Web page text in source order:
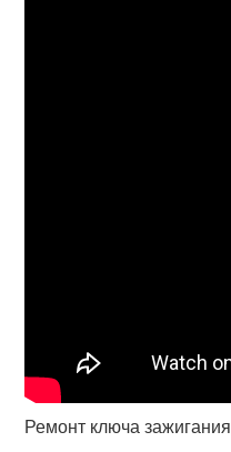
Ремонт ключа зажигания